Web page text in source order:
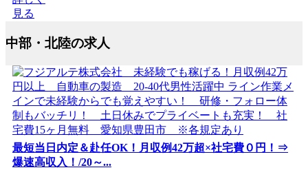
見る
中部・北陸の求人
最短当日内定＆赴任OK！月収例42万超×社宅費０円！⇒
爆速高収入！/20～...